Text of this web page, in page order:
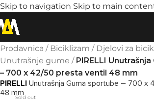
Skip to navigation Skip to main
Prodavnica / Biciklizam / Djelovi za
Unutrašnje gume / PIRELLI
– 700 x 42/50 presta ventil 48 mm
PIRELLI Unutrašnja Guma sportube – 700 x
48 mmSold out